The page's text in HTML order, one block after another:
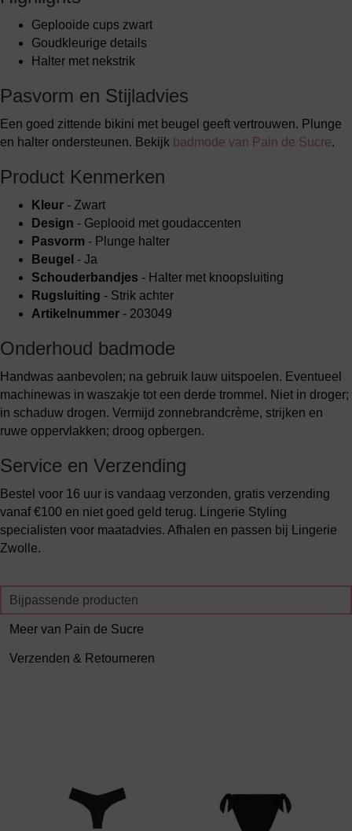
Geplooide cups zwart
Goudkleurige details
Halter met nekstrik
Pasvorm en Stijladvies
Een goed zittende bikini met beugel geeft vertrouwen. Plunge
en halter ondersteunen. Bekijk badmode van Pain de Sucre.
Product Kenmerken
Kleur - Zwart
Design - Geplooid met goudaccenten
Pasvorm - Plunge halter
Beugel - Ja
Schouderbandjes - Halter met knoopsluiting
Rugsluiting - Strik achter
Artikelnummer - 203049
Onderhoud badmode
Handwas aanbevolen; na gebruik lauw uitspoelen. Eventueel
machinewas in waszakje tot een derde trommel. Niet in droger;
in schaduw drogen. Vermijd zonnebrandcrème, strijken en
ruwe oppervlakken; droog opbergen.
Service en Verzending
Bestel voor 16 uur is vandaag verzonden, gratis verzending
vanaf €100 en niet goed geld terug. Lingerie Styling
specialisten voor maatadvies. Afhalen en passen bij Lingerie
Zwolle.
Bijpassende producten
Meer van Pain de Sucre
Verzenden & Retourneren